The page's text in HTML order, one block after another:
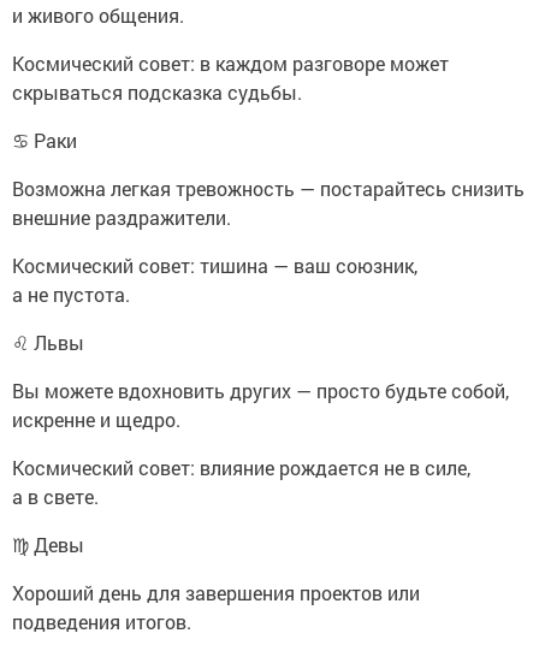
и живого общения.
Космический совет: в каждом разговоре может
скрываться подсказка судьбы.
♋ Раки
Возможна легкая тревожность — постарайтесь снизить
внешние раздражители.
Космический совет: тишина — ваш союзник,
а не пустота.
♌ Львы
Вы можете вдохновить других — просто будьте собой,
искренне и щедро.
Космический совет: влияние рождается не в силе,
а в свете.
♍ Девы
Хороший день для завершения проектов или
подведения итогов.